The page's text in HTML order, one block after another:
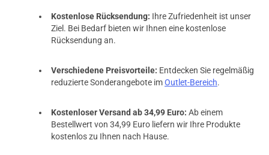
Kostenlose Rücksendung: Ihre Zufriedenheit ist unser
Ziel. Bei Bedarf bieten wir Ihnen eine kostenlose
Rücksendung an.
Verschiedene Preisvorteile: Entdecken Sie regelmäßig
reduzierte Sonderangebote imOutlet-Bereich.
Kostenloser Versand ab 34,99 Euro: Ab einem
Bestellwert von 34,99 Euro liefern wir Ihre Produkte
kostenlos zu Ihnen nach Hause.